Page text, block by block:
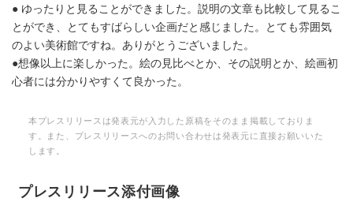
● ゆったりと見ることができました。説明の文章も比較して見るこ
とができ、とてもすばらしい企画だと感じました。とても雰囲気
のよい美術館ですね。ありがとうございました。
●想像以上に楽しかった。絵の見比べとか、その説明とか、絵画初
心者には分かりやすくて良かった。
本プレスリリースは発表元が入力した原稿をそのまま掲載しておりま
す。また、プレスリリースへのお問い合わせは発表元に直接お願いいた
します。
プレスリリース添付画像